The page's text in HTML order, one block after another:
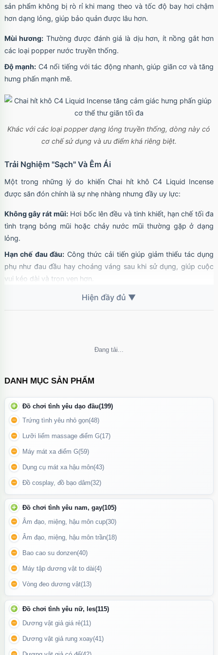
sản phẩm không bị rò rỉ khi mang theo và tốc độ bay hơi chậm
hơn dạng lỏng, giúp bảo quản được lâu hơn.
Mùi hương: Thường được đánh giá là dịu hơn, ít nồng gắt hơn
các loại popper nước truyền thống.
Độ mạnh: C4 nổi tiếng với tác động nhanh, giúp giãn cơ và tăng
hưng phấn mạnh mẽ.
Khác với các loại popper dạng lỏng truyền thống, dòng này có
cơ chế sử dụng và ưu điểm khá riêng biệt.
Trải Nghiệm "Sạch" Và Êm Ái
Một trong những lý do khiến Chai hít khô C4 Liquid Incense
được săn đón chính là sự nhẹ nhàng nhưng đầy uy lực:
Không gây rát mũi: Hơi bốc lên đều và tinh khiết, hạn chế tối đa
tình trạng bỏng mũi hoặc chảy nước mũi thường gặp ở dạng
lỏng.
Hạn chế đau đầu: Công thức cải tiến giúp giảm thiểu tác dụng
phụ như đau đầu hay choáng váng sau khi sử dụng, giúp cuộc
vui kéo dài và trọn vẹn hơn.
Đừng để vẻ ngoài nhỏ gọn đánh lừa, Popper C4 Liquid Incense
Giãn cơ tức thì:
dàng và không còn cảm giác đau rát.
Gia tăng khoái cảm:Kích thích hệ thần kinh, làm tăng độ nhạy
cảm của các nhóm cơ và bề mặt da, khiến mỗi lần chạm vào đều
như có luồng điện chạy qua.
Kéo dài hưng phấn:Giữ cho tinh thần luôn ở trạng thái "high"
nhất, giúp bạn tự tin và cuồng nhiệt hơn trong mọi tư thế.
📖 Hướng Dẫn Sử Dụng Hiệu Quả
Mở nắp:Vì là dạng khô, bạn chỉ cần mở nắp và đưa gần mũi
(cách khoảng 1-2cm).
Hít sâu:
Bịt một bên mũi, hít một hơi thật sâu và nín thở khoảng
2-3 giây để cảm nhận luồng hưng phấn chạy khắp cơ thể. Sau
đó đổi bên.
Không thể tải nội dung
DANH MỤC SẢN PHẨM
Đồ chơi tình yêu dạo đầu(199)
Trứng tình yêu nhỏ gọn(48)
Lưỡi liếm massage điểm G(17)
Máy mát xa điểm G(59)
Dụng cụ mát xa hậu môn(43)
Đồ cosplay, đồ bạo dâm(32)
Đồ chơi tình yêu nam, gay(105)
Âm đạo, miệng, hậu môn cup(30)
Âm đạo, miệng, hậu môn trần(18)
Bao cao su donzen(40)
Máy tập dương vật to dài(4)
Vòng đeo dương vật(13)
Đồ chơi tình yêu nữ, les(115)
Dương vật giả giá rẻ(11)
Dương vật giả rung xoay(41)